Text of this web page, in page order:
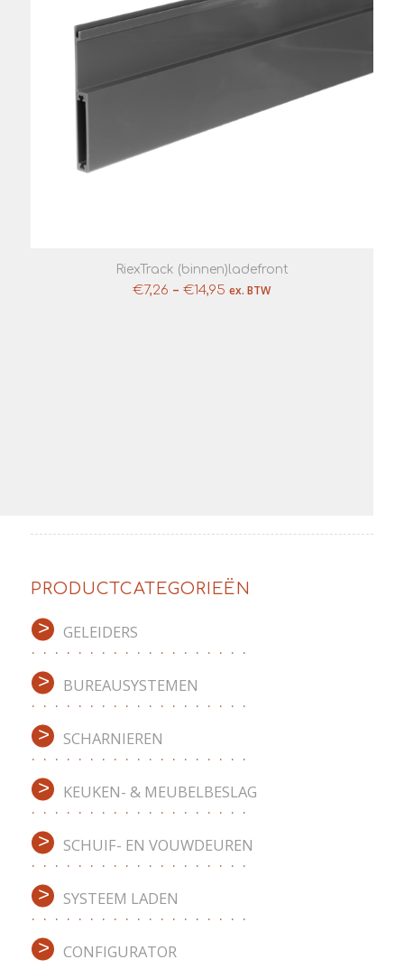
RiexTrack (binnen)ladefront
€7,26 –€14,95 ex. BTW
PRODUCTCATEGORIEËN
GELEIDERS
BUREAUSYSTEMEN
SCHARNIEREN
KEUKEN- & MEUBELBESLAG
SCHUIF- EN VOUWDEUREN
SYSTEEM LADEN
CONFIGURATOR